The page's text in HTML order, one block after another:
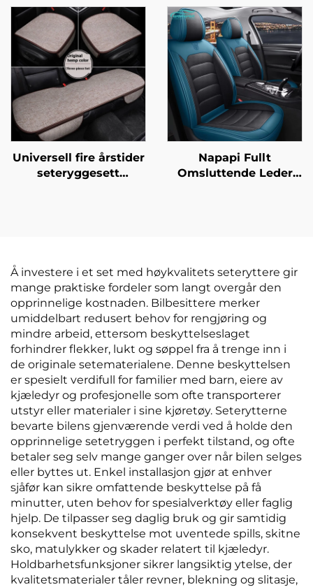
med kjøle- og
massasjefunksjon i
linned for vår og
sommer, kompatibel
med Mazda
ryggstøtte ristefri tre
delers sett ventilasjon
massasjefunksjoner
Universell fire årstider
seteryggesett
Napapi Fullt
Omsluttende Leder
Å investere i et set med høykvalitets seteryttere gir
mange praktiske fordeler som langt overgår den
opprinnelige kostnaden. Bilbesittere merker
umiddelbart redusert behov for rengjøring og
mindre arbeid, ettersom beskyttelseslaget
forhindrer flekker, lukt og søppel fra å trenge inn i
de originale setematerialene. Denne beskyttelsen
er spesielt verdifull for familier med barn, eiere av
kjæledyr og profesjonelle som ofte transporterer
utstyr eller materialer i sine kjøretøy. Seterytterne
bevarte bilens gjenværende verdi ved å holde den
opprinnelige setetryggen i perfekt tilstand, og ofte
betaler seg selv mange ganger over når bilen selges
eller byttes ut. Enkel installasjon gjør at enhver
sjåfør kan sikre omfattende beskyttelse på få
minutter, uten behov for spesialverktøy eller faglig
hjelp. De tilpasser seg daglig bruk og gir samtidig
konsekvent beskyttelse mot uventede spills, skitne
sko, matulykker og skader relatert til kjæledyr.
Holdbarhetsfunksjoner sikrer langsiktig ytelse, der
kvalitetsmaterialer tåler revner, blekning og slitasje,